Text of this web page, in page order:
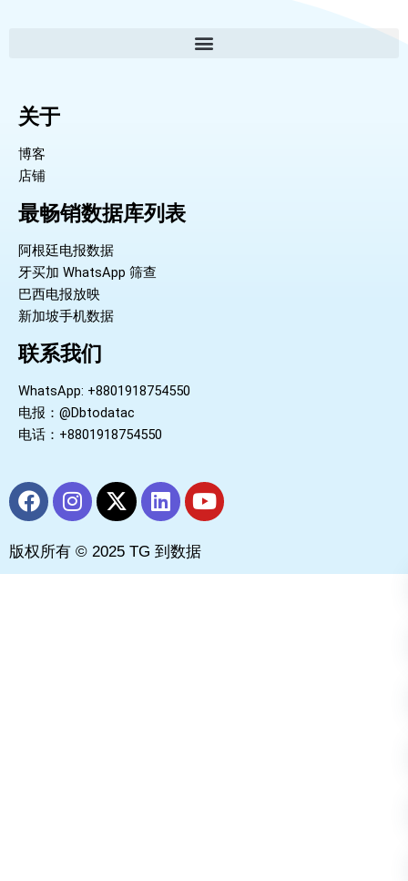
关于
博客
店铺
最畅销数据库列表
阿根廷电报数据
牙买加 WhatsApp 筛查
巴西电报放映
新加坡手机数据
联系我们
WhatsApp: +8801918754550
电报：@Dbtodatac
电话：+8801918754550
F
a
e
b
I
n
t
a
X
-
w
i
L
i
k
e
Y
o
u
版权所有 © 2025 TG 到数据